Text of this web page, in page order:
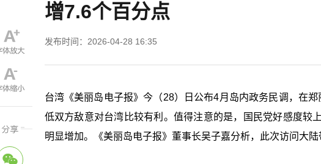
增7.6个百分点
发布时间：2026-04-28 16:35
台湾《美丽岛电子报》今（28）日公布4月岛内政务民调，在
低双方敌意对台湾比较有利。值得注意的是，国民党好感度较
明显增加。《美丽岛电子报》董事长吴子嘉分析，此次访问大陆